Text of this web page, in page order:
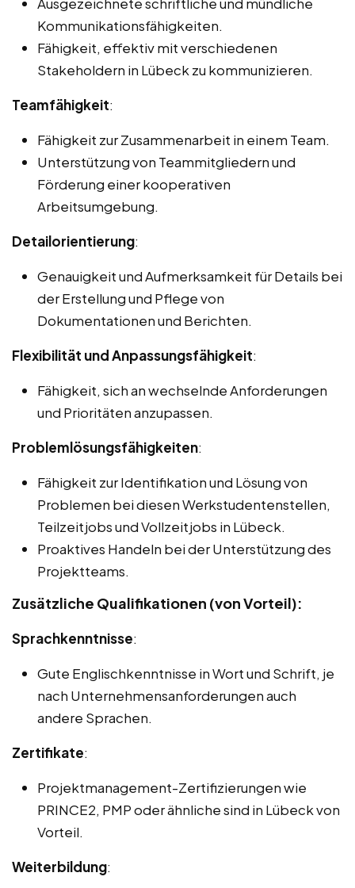
Kommunikationsfähigkeiten.
Fähigkeit, effektiv mit verschiedenen
Stakeholdern in Lübeck zu kommunizieren.
Teamfähigkeit:
Fähigkeit zur Zusammenarbeit in einem Team.
Unterstützung von Teammitgliedern und
Förderung einer kooperativen
Arbeitsumgebung.
Detailorientierung:
Genauigkeit und Aufmerksamkeit für Details bei
der Erstellung und Pflege von
Dokumentationen und Berichten.
Flexibilität und Anpassungsfähigkeit:
Fähigkeit, sich an wechselnde Anforderungen
und Prioritäten anzupassen.
Problemlösungsfähigkeiten:
Fähigkeit zur Identifikation und Lösung von
Problemen bei diesen Werkstudentenstellen,
Teilzeitjobs und Vollzeitjobs in Lübeck.
Proaktives Handeln bei der Unterstützung des
Projektteams.
Zusätzliche Qualifikationen (von Vorteil):
Sprachkenntnisse:
Gute Englischkenntnisse in Wort und Schrift, je
nach Unternehmensanforderungen auch
andere Sprachen.
Zertifikate:
Projektmanagement-Zertifizierungen wie
PRINCE2, PMP oder ähnliche sind in Lübeck von
Vorteil.
Weiterbildung: